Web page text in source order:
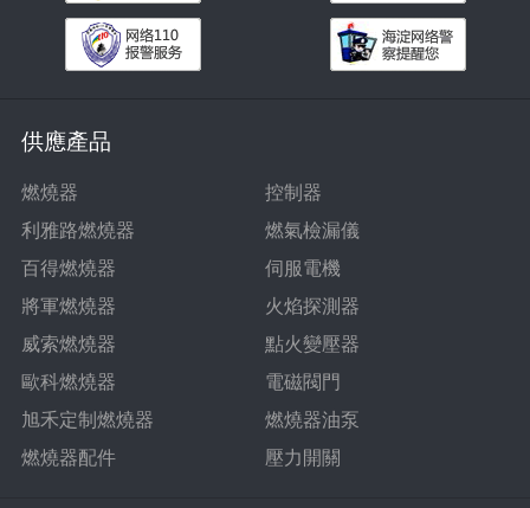
供應產品
燃燒器
利雅路燃燒器
百得燃燒器
將軍燃燒器
威索燃燒器
歐科燃燒器
旭禾定制燃燒器
燃燒器配件
控制器
燃氣檢漏儀
伺服電機
火焰探測器
點火變壓器
電磁閥門
燃燒器油泵
壓力開關